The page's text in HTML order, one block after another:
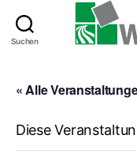
Suchen
« Alle
Diese